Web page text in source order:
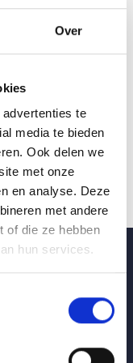
Over
te
media te bieden
Ook delen we
met onze
en analyse. Deze
met andere
of die ze hebben
hun services.